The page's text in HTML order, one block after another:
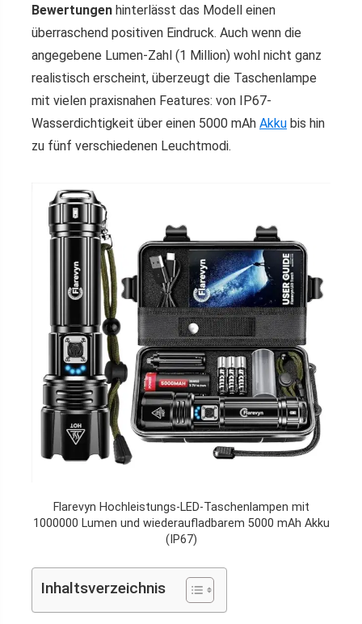
Bewertungen hinterlässt das Modell einen
überraschend positiven Eindruck. Auch wenn die
angegebene Lumen-Zahl (1 Million) wohl nicht ganz
realistisch erscheint, überzeugt die Taschenlampe
mit vielen praxisnahen Features: von IP67-
Wasserdichtigkeit über einen 5000 mAh Akku bis hin
zu fünf verschiedenen Leuchtmodi.
Flarevyn Hochleistungs-LED-Taschenlampen mit
1000000 Lumen und wiederaufladbarem 5000 mAh Akku
(IP67)
Inhaltsverzeichnis